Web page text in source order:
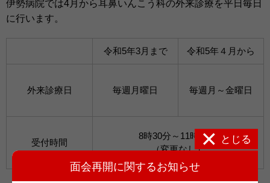
面会再開に関するお知らせ
とじる
伊勢病院では4月から耳鼻いんこう科の外来診療を平日毎日
に行います。
令和5年3月まで 令和5年４月から
外来診療日 毎週月曜日 毎週月～金曜日
受付時間
8時30分～11時30分
（変更なし）